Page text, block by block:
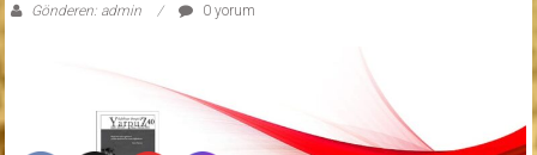
Gönderen: admin 0 yorum